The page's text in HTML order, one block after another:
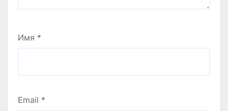
Имя *
Email *